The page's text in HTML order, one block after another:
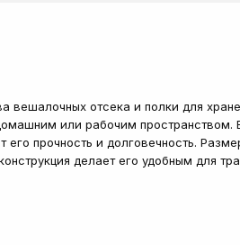
отсека и полки для
или рабочим пространством.
прочность и долговечность.
делает его удобным для